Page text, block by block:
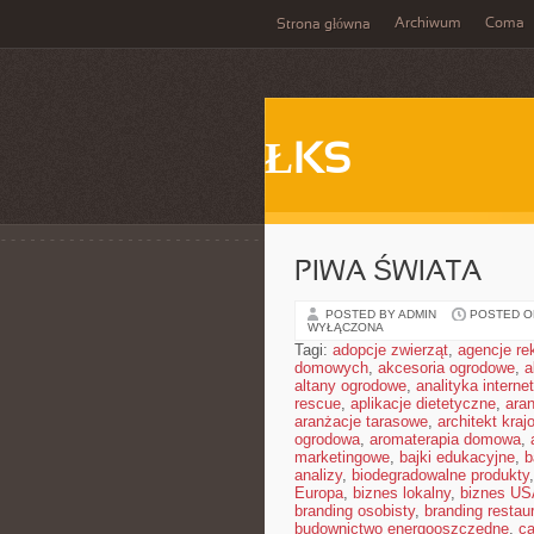
Strona główna Archiwum Coma
ŁKS
PIWA ŚWIATA
POSTED BY ADMIN POSTED
WYŁĄCZONA
Tagi: adopcje zwierząt, agencje
domowych, akcesoria ogrodowe,
altany ogrodowe, analityka
rescue, aplikacje dietetyczne,
aranżacje tarasowe, architekt
ogrodowa, aromaterapia domowa,
marketingowe, bajki edukacyjne,
analizy, biodegradowalne produkty,
Europa, biznes lokalny, biznes
branding osobisty, branding
budownictwo energooszczędne,